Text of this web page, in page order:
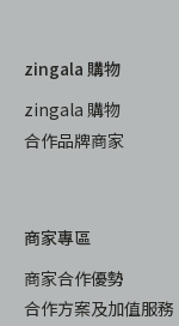
zingala 購物
zingala 購物
合作品牌商家
商家專區
商家合作優勢
合作方案及加值服務